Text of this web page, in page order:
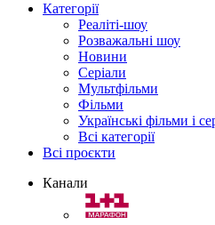
Категорії
Реаліті-шоу
Розважальні шоу
Новини
Серіали
Мультфільми
Фільми
Українські фільми і
Всі категорії
Всі проєкти
Канали